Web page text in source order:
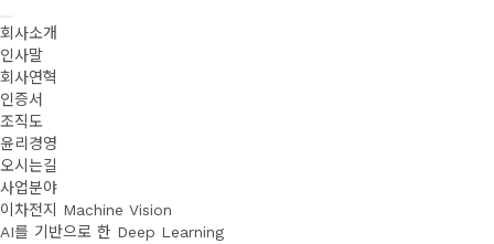
회사소개
인사말
회사연혁
인증서
조직도
윤리경영
오시는길
사업분야
이차전지 Machine Vision
AI를 기반으로 한 Deep Learning